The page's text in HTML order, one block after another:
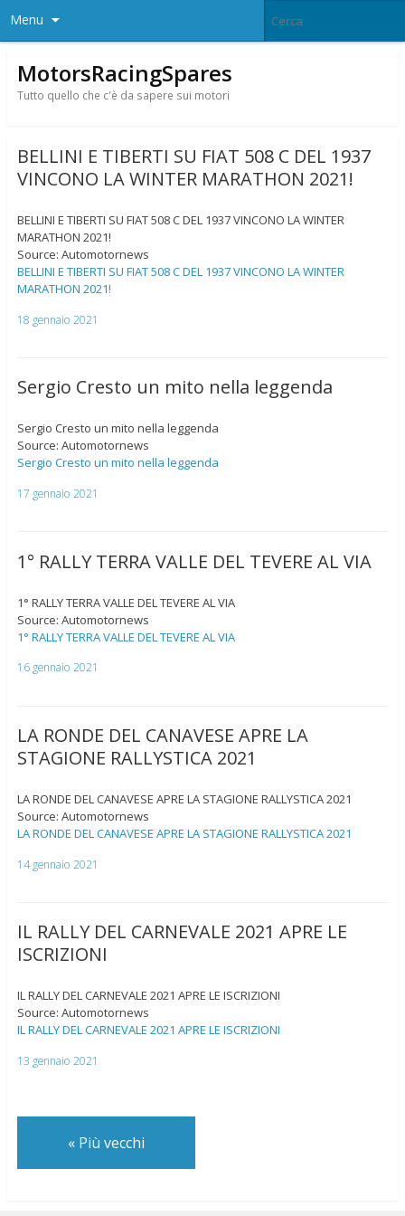
Menu
MotorsRacingSpares
Tutto quello che c'è da sapere sui motori
BELLINI E TIBERTI SU FIAT 508 C DEL 1937
VINCONO LA WINTER MARATHON 2021!
BELLINI E TIBERTI SU FIAT 508 C DEL 1937 VINCONO LA WINTER
MARATHON 2021!
Source: Automotornews
BELLINI E TIBERTI SU FIAT 508 C DEL 1937 VINCONO LA WINTER
MARATHON 2021!
18 gennaio 2021
Sergio Cresto un mito nella leggenda
Sergio Cresto un mito nella leggenda
Source: Automotornews
Sergio Cresto un mito nella leggenda
17 gennaio 2021
1° RALLY TERRA VALLE DEL TEVERE AL VIA
1° RALLY TERRA VALLE DEL TEVERE AL VIA
Source: Automotornews
1° RALLY TERRA VALLE DEL TEVERE AL VIA
16 gennaio 2021
LA RONDE DEL CANAVESE APRE LA
STAGIONE RALLYSTICA 2021
LA RONDE DEL CANAVESE APRE LA STAGIONE RALLYSTICA 2021
Source: Automotornews
LA RONDE DEL CANAVESE APRE LA STAGIONE RALLYSTICA 2021
14 gennaio 2021
IL RALLY DEL CARNEVALE 2021 APRE LE
ISCRIZIONI
IL RALLY DEL CARNEVALE 2021 APRE LE ISCRIZIONI
Source: Automotornews
IL RALLY DEL CARNEVALE 2021 APRE LE ISCRIZIONI
13 gennaio 2021
«Più vecchi